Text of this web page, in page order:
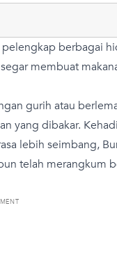
berbagai
membuat
gurih atau
yang dibakar.
lebih seimbang,
telah merangkum